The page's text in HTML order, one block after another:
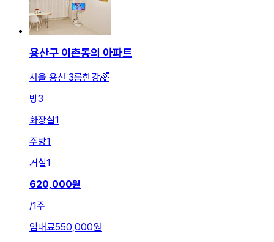
용산구 이촌동의 아파트
서울 용산 3룸한강🌈
방3
화장실1
주방1
거실1
620,000원
/1주
임대료550,000원